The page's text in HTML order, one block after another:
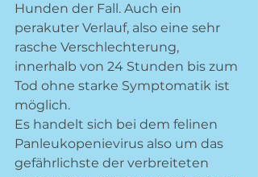
Hunden der Fall. Auch ein
perakuter Verlauf, also eine sehr
rasche Verschlechterung,
innerhalb von 24 Stunden bis zum
Tod ohne starke Symptomatik ist
möglich.
Es handelt sich bei dem felinen
Panleukopenievirus also um das
gefährlichste der verbreiteten